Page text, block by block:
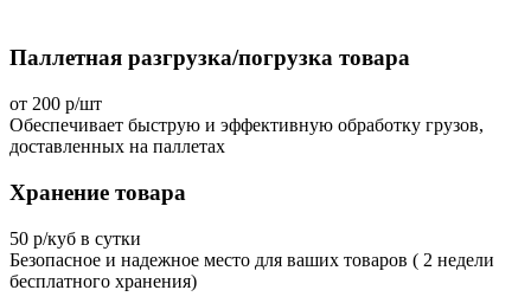
Паллетная разгрузка/погрузка товара
от 200 р/шт
Обеспечивает быструю и эффективную обработку грузов,
доставленных на паллетах
Хранение товара
50 р/куб в сутки
Безопасное и надежное место для ваших товаров ( 2 недели
бесплатного хранения)